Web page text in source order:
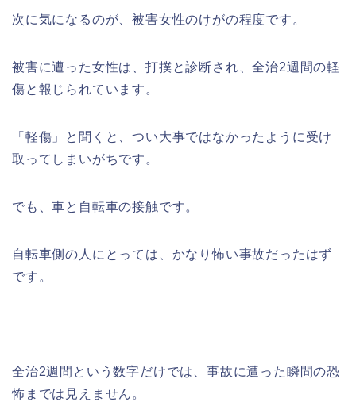
次に気になるのが、被害女性のけがの程度です。
被害に遭った女性は、打撲と診断され、全治2週間の軽
傷と報じられています。
「軽傷」と聞くと、つい大事ではなかったように受け
取ってしまいがちです。
でも、車と自転車の接触です。
自転車側の人にとっては、かなり怖い事故だったはず
です。
全治2週間という数字だけでは、事故に遭った瞬間の恐
怖までは見えません。